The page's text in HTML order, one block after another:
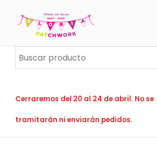
Cerraremos del 20 al 24 de abril. No se
tramitarán ni enviarán pedidos.